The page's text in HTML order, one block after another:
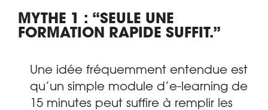
MYTHE 1 : “SEULE UNE
FORMATION RAPIDE SUFFIT.”
Une idée fréquemment entendue est
qu’un simple module d’e-learning de
15 minutes peut suffire à remplir les